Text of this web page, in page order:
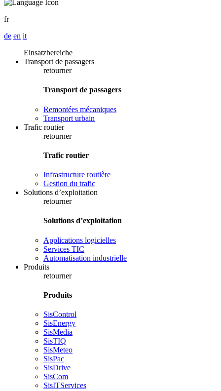
fr
de en it
Einsatzbereiche
Transport de passagers
retourner
Transport de passagers
Remontées mécaniques
Transport urbain
Trafic routier
retourner
Trafic routier
Infrastructure routière
Gestion du trafic
Solutions d’exploitation
retourner
Solutions d’exploitation
Applications logicielles
Services TIC
Automatisation industrielle
Produits
retourner
Produits
SisControl
SisEnergy
SisMedia
SisTIQ
SisMeteo
SisPac
SisDrive
SisCom
SisITServices